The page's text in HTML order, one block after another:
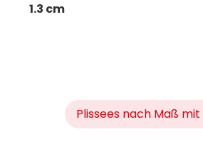
1.3 cm
Plissees nach Maß